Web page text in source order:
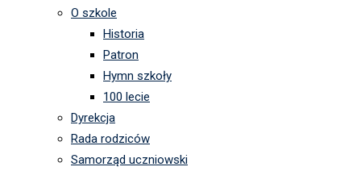
O szkole
Historia
Patron
Hymn szkoły
100 lecie
Dyrekcja
Rada rodziców
Samorząd uczniowski